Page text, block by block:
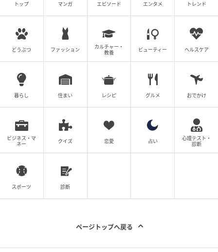
トップ マンガ エピソード エンタメ トレンド
どうぶつ ファッション
カルチャー・
教養
ビューティー ヘルスケア
暮らし 住まい レシピ グルメ おでかけ
ビジネス・マ
ネー
クイズ 恋愛 占い
心理テスト・
診断
スポーツ 診断
ページトップへ戻る